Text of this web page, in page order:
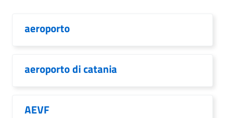
aeroporto
aeroporto di catania
AEVF